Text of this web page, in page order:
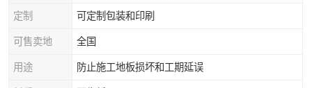
定制 可定制包装和印刷
可售卖地 全国
用途 防止施工地板损坏和工期延误